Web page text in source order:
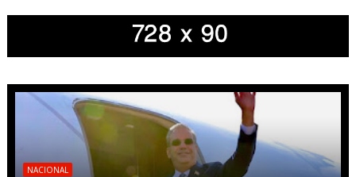
NACIONAL